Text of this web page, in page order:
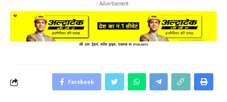
- Advertisement -
Facebook